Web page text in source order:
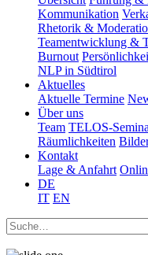
Kommunikation
Rhetorik &
Teamentwicklung &
Burnout
NLP in Südtirol
Aktuelles
Aktuelle Termine
Über uns
Team TELOS-
Räumlichkeiten
Kontakt
Lage & Anfahrt
DE
IT EN